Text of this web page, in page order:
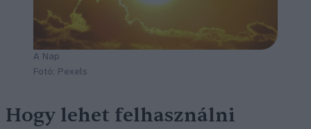
A Nap
Fotó: Pexels
Hogy lehet felhasználni